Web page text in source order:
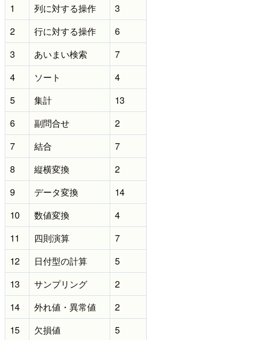
1 列に対する操作
3
2
行に対する操作
6
3
あいまい検索
7
4
ソート
4
5
集計
13
6
副問合せ
2
7
結合
7
8
縦横変換
2
9
データ変換
14
10
数値変換
4
11
四則演算
7
12
日付型の計算
5
13
サンプリング
2
14
外れ値・異常値
2
15
欠損値
5